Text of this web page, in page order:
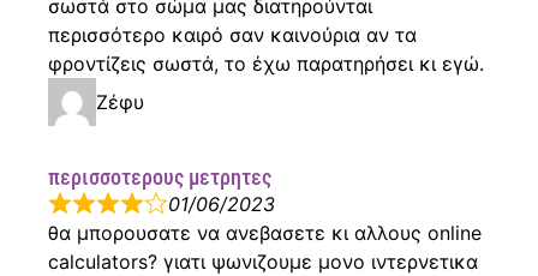
σωστά στο σώμα μας διατηρούνται
περισσότερο καιρό σαν καινούρια αν τα
φροντίζεις σωστά, το έχω παρατηρήσει κι εγώ.
Ζέφυ
περισσοτερους μετρητες
01/06/2023
θα μπορουσατε να ανεβασετε κι αλλους online
calculators? γιατι ψωνιζουμε μονο ιντερνετικα